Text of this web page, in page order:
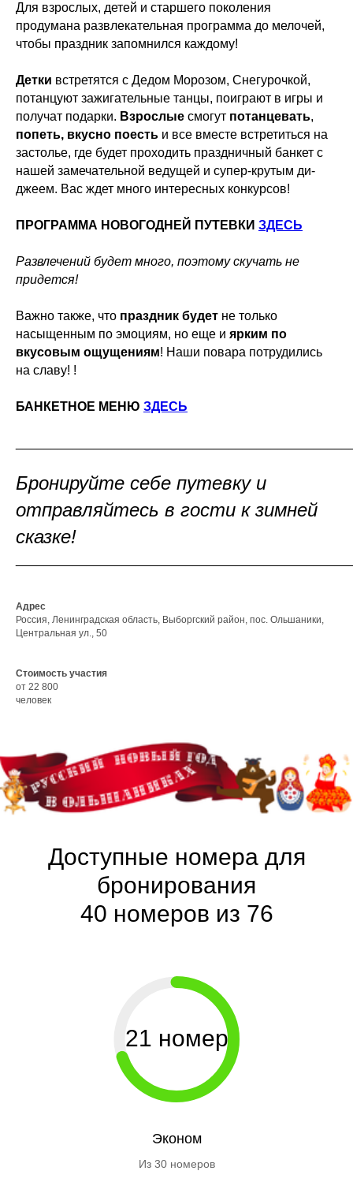
Для взрослых, детей и старшего поколения
продумана развлекательная программа до мелочей,
чтобы праздник запомнился каждому!
Детки встретятся с Дедом Морозом, Снегурочкой,
потанцуют зажигательные танцы, поиграют в игры и
получат подарки. Взрослые смогут потанцевать,
попеть, вкусно поесть и все вместе встретиться на
застолье, где будет проходить праздничный банкет с
нашей замечательной ведущей и супер-крутым ди-
джеем. Вас ждет много интересных конкурсов!
ПРОГРАММА НОВОГОДНЕЙ ПУТЕВКИ ЗДЕСЬ
Развлечений будет много, поэтому скучать не
придется!
Важно также, что праздник будет не только
насыщенным по эмоциям, но еще и ярким по
вкусовым ощущениям! Наши повара потрудились
на славу! !
БАНКЕТНОЕ МЕНЮ ЗДЕСЬ
Бронируйте себе путевку и
отправляйтесь в гости к зимней
сказке!
Адрес
Россия, Ленинградская область, Выборгский район, пос. Ольшаники,
Центральная ул., 50
Стоимость участия
от 22 800
человек
Доступные номера для
бронирования
40 номеров из 76
21 номер
Эконом
Из 30 номеров